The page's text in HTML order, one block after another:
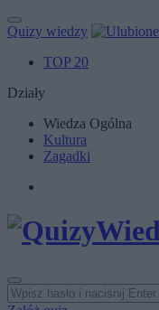
Quizy wiedzy
TOP 20
Działy
Wiedza Ogólna
Kultura
Zagadki